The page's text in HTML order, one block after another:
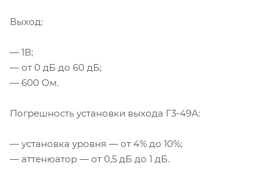
Выход:
— 1В;
— от 0 дБ до 60 дБ;
— 600 Ом.
Погрешность установки выхода Г3-49А:
— установка уровня — от 4% до 10%;
— аттенюатор — от 0,5 дБ до 1 дБ.